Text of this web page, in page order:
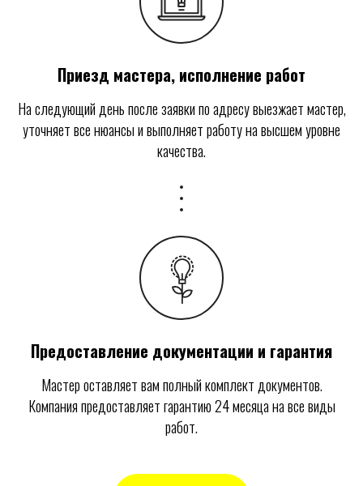
Приезд мастера, исполнение работ
На следующий день после заявки по адресу выезжает мастер,
уточняет все нюансы и выполняет работу на высшем уровне
качества.
Предоставление документации и гарантия
Мастер оставляет вам полный комплект документов.
Компания предоставляет гарантию 24 месяца на все виды
работ.